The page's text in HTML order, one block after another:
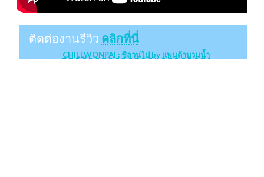
ติดต่องานรีวิว คลิกที่นี่
CHILLWONPAI : ชิลวนไป by แพนด้าบวมน้ำ